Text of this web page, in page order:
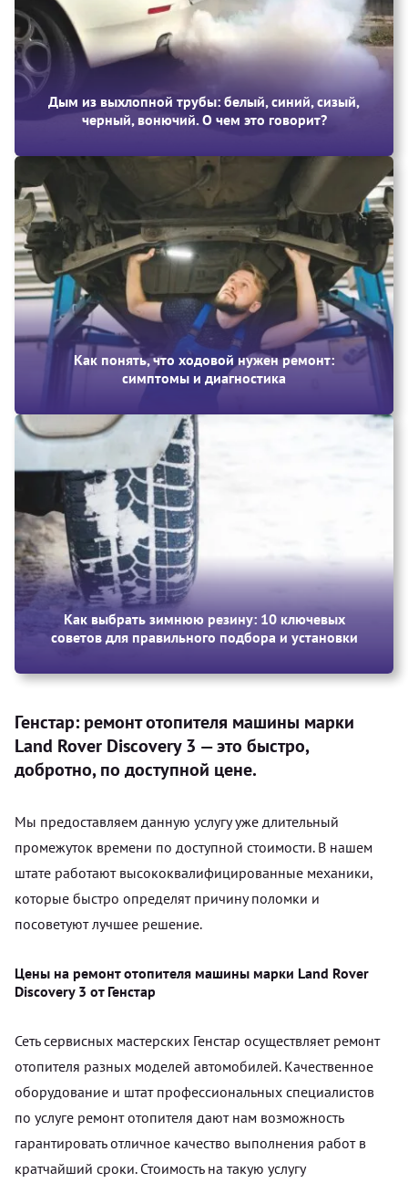
Дым из выхлопной трубы: белый, синий, сизый,
черный, вонючий. О чем это говорит?
Как понять, что ходовой нужен ремонт:
симптомы и диагностика
Как выбрать зимнюю резину: 10 ключевых
советов для правильного подбора и установки
Генстар: ремонт отопителя машины марки
Land Rover Discovery 3 — это быстро,
добротно, по доступной цене.
Мы предоставляем данную услугу уже длительный
промежуток времени по доступной стоимости. В нашем
штате работают высококвалифицированные механики,
которые быстро определят причину поломки и
посоветуют лучшее решение.
Цены на ремонт отопителя машины марки Land Rover
Discovery 3 от Генстар
Сеть сервисных мастерских Генстар осуществляет ремонт
отопителя разных моделей автомобилей. Качественное
оборудование и штат профессиональных специалистов
по услуге ремонт отопителя дают нам возможность
гарантировать отличное качество выполнения работ в
кратчайший сроки. Стоимость на такую услугу